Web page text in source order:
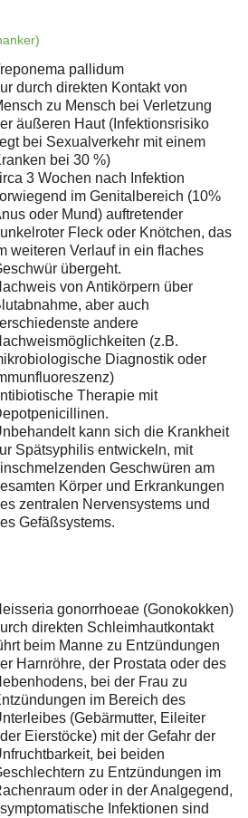
pallidum
durch direkten Kontakt von
zu Mensch bei Verletzung
äußeren Haut (Infektionsrisiko
bei Sexualverkehr mit einem
bei 30 %)
3 Wochen nach Infektion
im Genitalbereich (10%
oder Mund) auftretender
Fleck oder Knötchen, das
weiteren Verlauf in ein flaches
übergeht.
von Antikörpern über
aber auch
andere
(z.B.
Diagnostik oder
Therapie mit
kann sich die Krankheit
Spätsyphilis entwickeln, mit
Geschwüren am
Körper und Erkrankungen
zentralen Nervensystems und
Gefäßsystems.
gonorrhoeae (Gonokokken)
direkten Schleimhautkontakt
beim Manne zu Entzündungen
Harnröhre, der Prostata oder des
bei der Frau zu
im Bereich des
(Gebärmutter, Eileiter
Eierstöcke) mit der Gefahr der
bei beiden
zu Entzündungen im
oder in der Analgegend,
Infektionen sind